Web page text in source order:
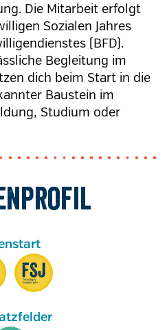
Die Mitarbeit erfolgt
Sozialen Jahres
(BFD).
Begleitung im
dich beim Start in die
Baustein im
Studium oder